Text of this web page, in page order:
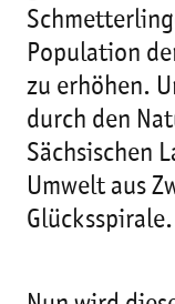
Population
zu erhöhen.
durch den
Sächsischen
Umwelt aus
Glücksspirale.